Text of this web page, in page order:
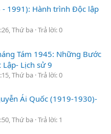
- 1991): Hành trình Độc lập
Thứ ba Trả lời: 0
Tám 1945: Những Bước
Lập- Lịch sử 9
Thứ ba Trả lời: 0
Ái Quốc (1919-1930)-
Thứ ba Trả lời: 1